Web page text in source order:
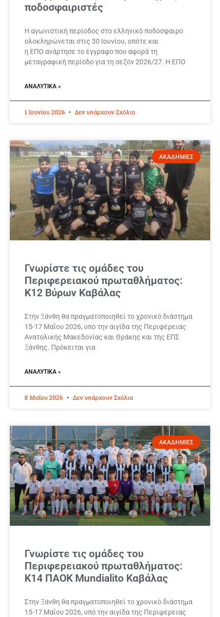
ποδοσφαιριστές
Η αγωνιστική περίοδος στο ελληνικό ποδόσφαιρο
ολοκληρώνεται στις 30 Ιουνίου, οπότε και
η ΕΠΟ ανάρτησε το έγγραφο που αφορά τη
μεταγραφική περίοδο για τη σεζόν 2026/27. Η ΕΠΟ
ΑΝΑΛΥΤΙΚΆ »
1 Ιουνίου 2026 Δεν υπάρχουν Σχόλια
ΑΚΑΔΗΜΙΕΣ
Γνωρίστε τις ομάδες του
Περιφερειακού πρωταθλήματος:
Κ12 Βύρων Καβάλας
Στην Ξάνθη θα πραγματοποιηθεί το χρονικό διάστημα
15-17 Μαΐου 2026, υπό την αιγίδα της Περιφέρειας
Ανατολικής Μακεδονίας και Θράκης και της ΕΠΣ
Ξάνθης. Πρόκειται για
ΑΝΑΛΥΤΙΚΆ »
8 Μαΐου 2026 Δεν υπάρχουν Σχόλια
ΑΚΑΔΗΜΙΕΣ
Γνωρίστε τις ομάδες του
Περιφερειακού πρωταθλήματος:
K14 ΠΑΟΚ Mundialito Καβάλας
Στην Ξάνθη θα πραγματοποιηθεί το χρονικό διάστημα
15-17 Μαΐου 2026, υπό την αιγίδα της Περιφέρειας